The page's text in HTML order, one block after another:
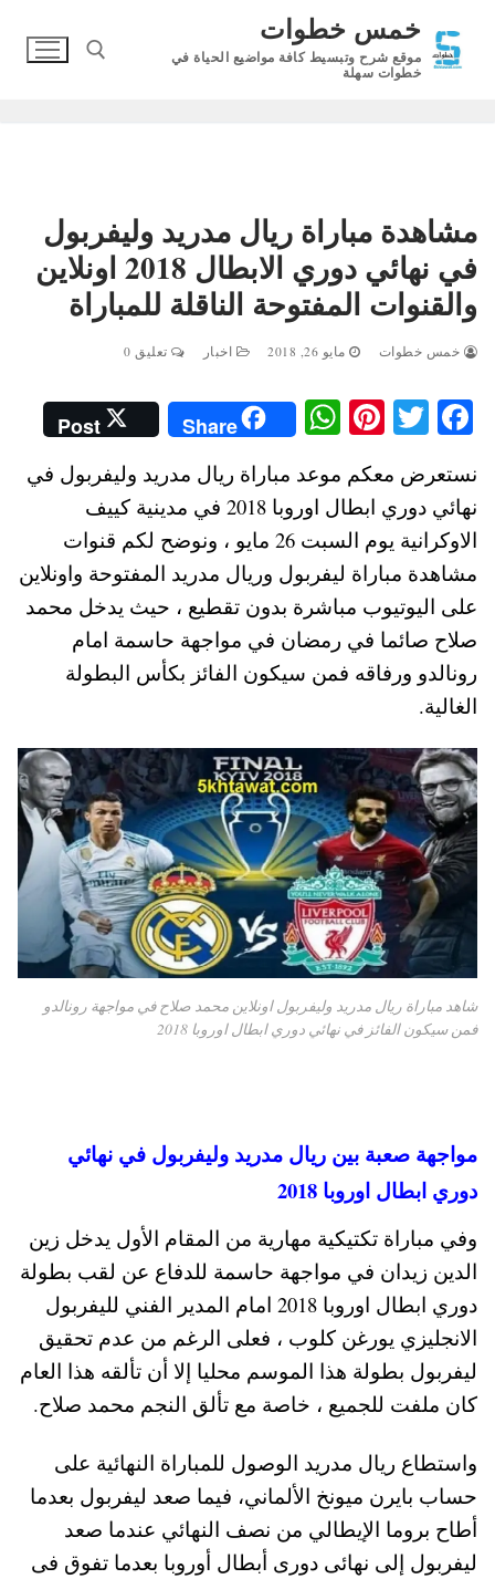
المحتوى
خمس خطوات
موقع شرح وتبسيط كافة مواضيع الحياة في
خطوات سهلة
مشاهدة مباراة ريال مدريد وليفربول
في نهائي دوري الابطال 2018 اونلاين
والقنوات المفتوحة الناقلة للمباراة
خمس خطوات مايو 26, 2018 اخبار تعليق 0
Fa
bo
ok
T
wi
tte
r
Pi
er
es
t
W
ha
ts
A
pp
Share
Post
نستعرض معكم موعد مباراة ريال مدريد وليفربول في
نهائي دوري ابطال اوروبا 2018 في مدينية كييف
الاوكرانية يوم السبت 26 مايو ، ونوضح لكم قنوات
مشاهدة مباراة ليفربول وريال مدريد المفتوحة واونلاين
على اليوتيوب مباشرة بدون تقطيع ، حيث يدخل محمد
صلاح صائما في رمضان في مواجهة حاسمة امام
رونالدو ورفاقه فمن سيكون الفائز بكأس البطولة
الغالية.
شاهد مباراة ريال مدريد وليفربول اونلاين محمد صلاح في مواجهة رونالدو
فمن سيكون الفائز في نهائي دوري ابطال اوروبا 2018
مواجهة صعبة بين ريال مدريد وليفربول في نهائي
دوري ابطال اوروبا 2018
وفي مباراة تكتيكية مهارية من المقام الأول يدخل زين
الدين زيدان في مواجهة حاسمة للدفاع عن لقب بطولة
دوري ابطال اوروبا 2018 امام المدير الفني لليفربول
الانجليزي يورغن كلوب ، فعلى الرغم من عدم تحقيق
ليفربول بطولة هذا الموسم محليا إلا أن تألقه هذا العام
كان ملفت للجميع ، خاصة مع تألق النجم محمد صلاح.
واستطاع ريال مدريد الوصول للمباراة النهائية على
حساب بايرن ميونخ الألماني، فيما صعد ليفربول بعدما
أطاح بروما الإيطالي من نصف النهائي عندما صعد
ليفربول إلى نهائى دورى أبطال أوروبا بعدما تفوق فى